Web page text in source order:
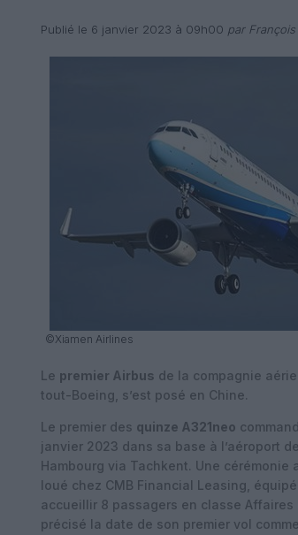
Publié le 6 janvier 2023 à 09h00 par
©Xiamen Airlines
Le premier Airbus de la compagnie
tout-Boeing, s’est posé en Chine.
Le premier des quinze A321neo
janvier 2023 dans sa base à l’aéroport de
Hambourg via Tachkent. Une cérémonie
loué chez CMB Financial Leasing,
accueillir 8 passagers en classe Affaires
précisé la date de son premier vol